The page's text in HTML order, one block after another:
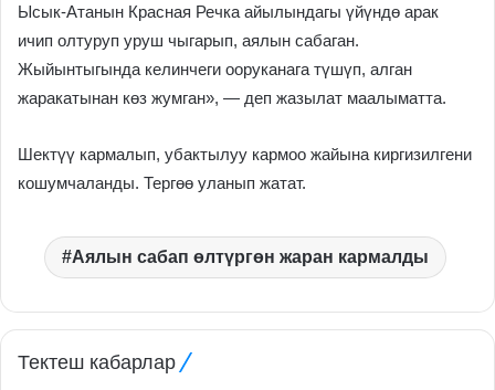
Ысык-Атанын Красная Речка айылындагы үйүндө арак
ичип олтуруп уруш чыгарып, аялын сабаган.
Жыйынтыгында келинчеги ооруканага түшүп, алган
жаракатынан көз жумган», — деп жазылат маалыматта.
Шектүү кармалып, убактылуу кармоо жайына киргизилгени
кошумчаланды. Тергөө уланып жатат.
Аялын сабап өлтүргөн жаран кармалды
Тектеш кабарлар